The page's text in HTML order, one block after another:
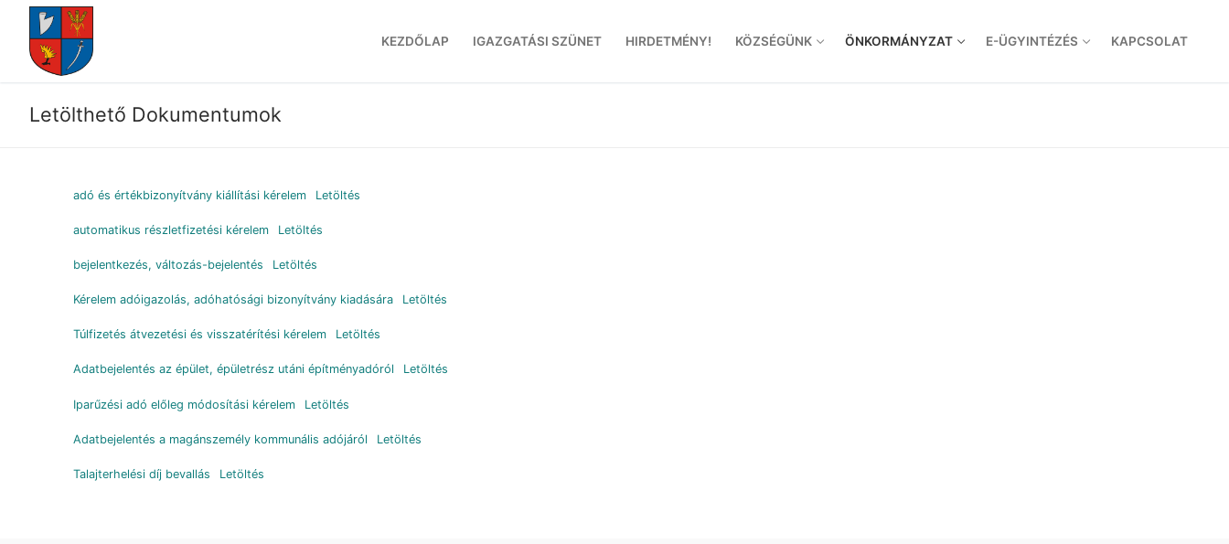
Ugrás
tartalomra
KEZDŐLAP IGAZGATÁSI SZÜNET HIRDETMÉNY! KÖZSÉGÜNK ÖNKORMÁNYZAT E-ÜGYINTÉZÉS KAPCSOLAT
Letölthető Dokumentumok
adó és értékbizonyítvány kiállítási kérelem Letöltés
automatikus részletfizetési kérelem Letöltés
bejelentkezés, változás-bejelentés Letöltés
Kérelem adóigazolás, adóhatósági bizonyítvány kiadására Letöltés
Túlfizetés átvezetési és visszatérítési kérelem Letöltés
Adatbejelentés az épület, épületrész utáni építményadóról Letöltés
Iparűzési adó előleg módosítási kérelem Letöltés
Adatbejelentés a magánszemély kommunális adójáról Letöltés
Talajterhelési díj bevallás Letöltés